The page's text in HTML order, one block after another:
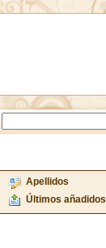
Apellidos
Últimos añadidos